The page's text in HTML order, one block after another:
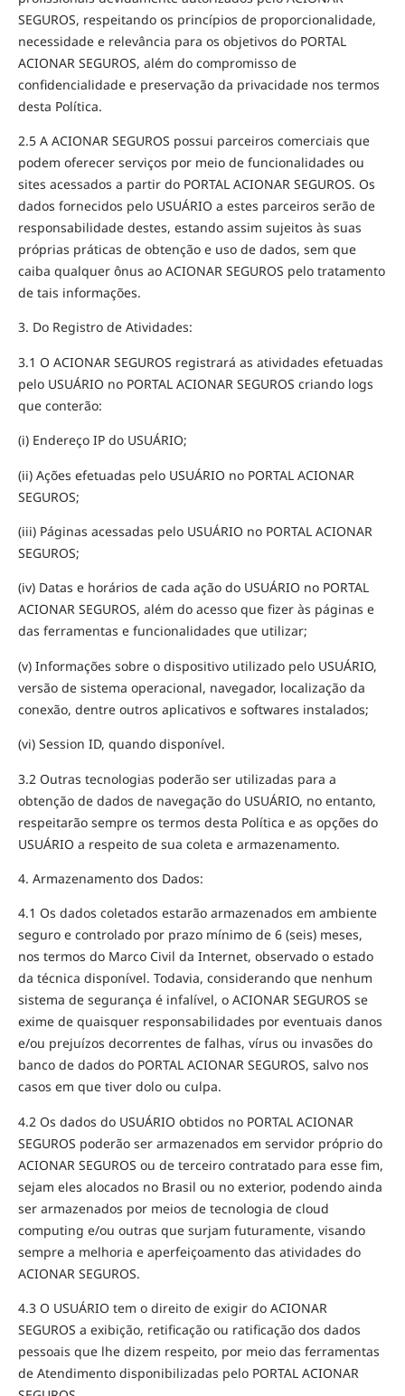
SEGUROS, respeitando os princípios de proporcionalidade,
necessidade e relevância para os objetivos do PORTAL
ACIONAR SEGUROS, além do compromisso de
confidencialidade e preservação da privacidade nos termos
desta Política.
2.5 A ACIONAR SEGUROS possui parceiros comerciais que
podem oferecer serviços por meio de funcionalidades ou
sites acessados a partir do PORTAL ACIONAR SEGUROS. Os
dados fornecidos pelo USUÁRIO a estes parceiros serão de
responsabilidade destes, estando assim sujeitos às suas
próprias práticas de obtenção e uso de dados, sem que
caiba qualquer ônus ao ACIONAR SEGUROS pelo tratamento
de tais informações.
3. Do Registro de Atividades:
3.1 O ACIONAR SEGUROS registrará as atividades efetuadas
pelo USUÁRIO no PORTAL ACIONAR SEGUROS criando logs
que conterão:
(i) Endereço IP do USUÁRIO;
(ii) Ações efetuadas pelo USUÁRIO no PORTAL ACIONAR
SEGUROS;
(iii) Páginas acessadas pelo USUÁRIO no PORTAL ACIONAR
SEGUROS;
(iv) Datas e horários de cada ação do USUÁRIO no PORTAL
ACIONAR SEGUROS, além do acesso que fizer às páginas e
das ferramentas e funcionalidades que utilizar;
(v) Informações sobre o dispositivo utilizado pelo USUÁRIO,
versão de sistema operacional, navegador, localização da
conexão, dentre outros aplicativos e softwares instalados;
(vi) Session ID, quando disponível.
3.2 Outras tecnologias poderão ser utilizadas para a
obtenção de dados de navegação do USUÁRIO, no entanto,
respeitarão sempre os termos desta Política e as opções do
USUÁRIO a respeito de sua coleta e armazenamento.
4. Armazenamento dos Dados:
4.1 Os dados coletados estarão armazenados em ambiente
seguro e controlado por prazo mínimo de 6 (seis) meses,
nos termos do Marco Civil da Internet, observado o estado
da técnica disponível. Todavia, considerando que nenhum
sistema de segurança é infalível, o ACIONAR SEGUROS se
exime de quaisquer responsabilidades por eventuais danos
e/ou prejuízos decorrentes de falhas, vírus ou invasões do
banco de dados do PORTAL ACIONAR SEGUROS, salvo nos
casos em que tiver dolo ou culpa.
4.2 Os dados do USUÁRIO obtidos no PORTAL ACIONAR
SEGUROS poderão ser armazenados em servidor próprio do
ACIONAR SEGUROS ou de terceiro contratado para esse fim,
sejam eles alocados no Brasil ou no exterior, podendo ainda
ser armazenados por meios de tecnologia de cloud
computing e/ou outras que surjam futuramente, visando
sempre a melhoria e aperfeiçoamento das atividades do
ACIONAR SEGUROS.
4.3 O USUÁRIO tem o direito de exigir do ACIONAR
SEGUROS a exibição, retificação ou ratificação dos dados
pessoais que lhe dizem respeito, por meio das ferramentas
de Atendimento disponibilizadas pelo PORTAL ACIONAR